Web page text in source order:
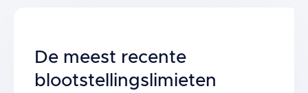
Title
De meest recente
blootstellingslimieten